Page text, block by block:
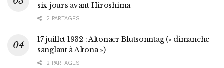
six jours avant Hiroshima
2 PARTAGES
17 juillet 1932 : Altonaer Blutsonntag (« dimanche
sanglant à Altona »)
2 PARTAGES